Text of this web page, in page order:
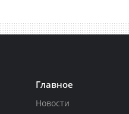
Главное
Новости